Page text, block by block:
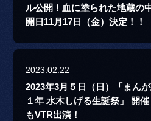
ル公開！血に塗られた地蔵の
開日11月17日（金）決定！！
2023.02.22
2023年3月５日（日）「まん
１年 水木しげる生誕祭」 開
もVTR出演！